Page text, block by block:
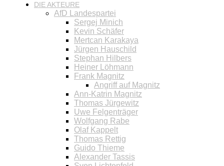
DIE AKTEURE
AfD Landespartei
Sergej Minich
Kevin Schäfer
Mertcan Karakaya
Jürgen Hauschild
Stephan Hilbers
Heiner Löhmann
Frank Magnitz
Angriff auf Magnitz
Ann-Katrin Magnitz
Thomas Jürgewitz
Uwe Felgenträger
Wolfgang Rabe
Olaf Kappelt
Thomas Rettig
Guido Thieme
Alexander Tassis